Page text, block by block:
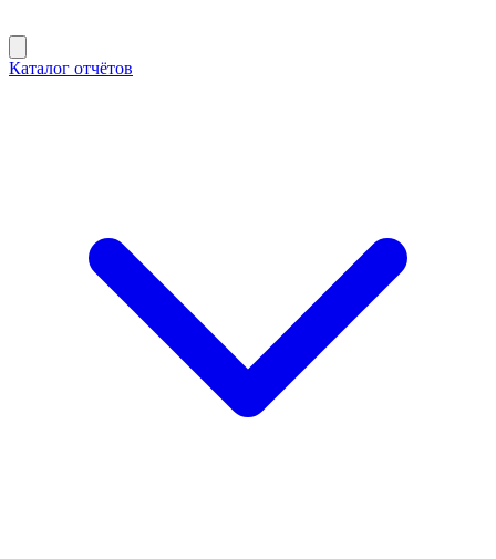
Каталог отчётов